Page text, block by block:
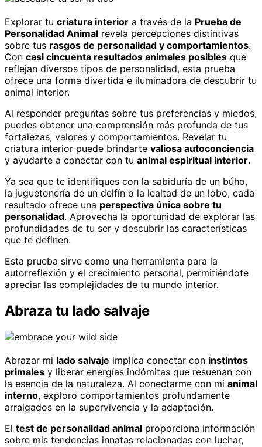
Explorar tu criatura interior a través de la Prueba de
Personalidad Animal revela percepciones distintivas
sobre tus rasgos de personalidad y comportamientos.
Con casi cincuenta resultados animales posibles que
reflejan diversos tipos de personalidad, esta prueba
ofrece una forma divertida e iluminadora de descubrir tu
animal interior.
Al responder preguntas sobre tus preferencias y miedos,
puedes obtener una comprensión más profunda de tus
fortalezas, valores y comportamientos. Revelar tu
criatura interior puede brindarte valiosa autoconciencia
y ayudarte a conectar con tu animal espiritual interior.
Ya sea que te identifiques con la sabiduría de un búho,
la juguetonería de un delfín o la lealtad de un lobo, cada
resultado ofrece una perspectiva única sobre tu
personalidad. Aprovecha la oportunidad de explorar las
profundidades de tu ser y descubrir las características
que te definen.
Esta prueba sirve como una herramienta para la
autorreflexión y el crecimiento personal, permitiéndote
apreciar las complejidades de tu mundo interior.
Abraza tu lado salvaje
Abrazar mi lado salvaje implica conectar con instintos
primales y liberar energías indómitas que resuenan con
la esencia de la naturaleza. Al conectarme con mi animal
interno, exploro comportamientos profundamente
arraigados en la supervivencia y la adaptación.
El test de personalidad animal proporciona información
sobre mis tendencias innatas relacionadas con luchar,